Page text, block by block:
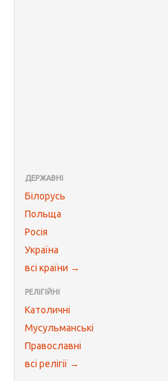
ДЕРЖАВНІ
Білорусь
Польща
Росія
Україна
всі країни →
РЕЛІГІЙНІ
Католичні
Мусульманські
Православні
всі релігії →